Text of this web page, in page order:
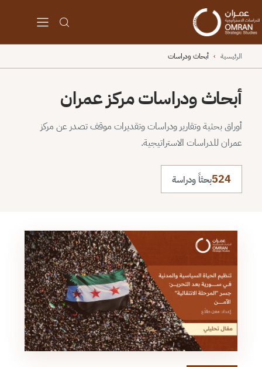
الرئيسية › أبحاث ودراسات
أبحاث ودراسات مركز عمران
أوراق بحثية وتقارير ودراسات وتقديرات موقف تصدر عن مركز
عمران للدراسات الاستراتيجية.
524بحثاً ودراسة